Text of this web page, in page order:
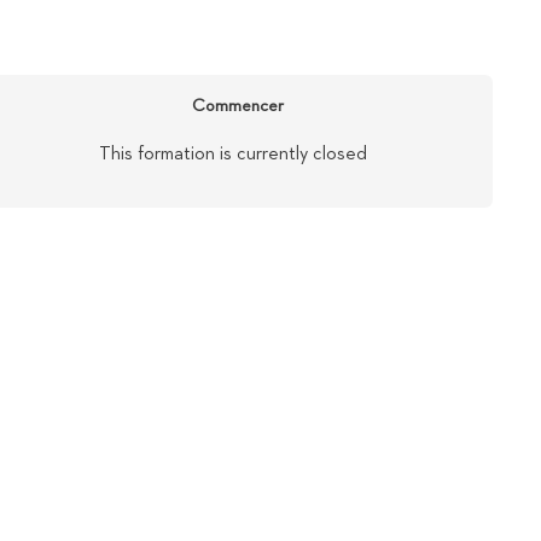
Commencer
This formation is currently closed